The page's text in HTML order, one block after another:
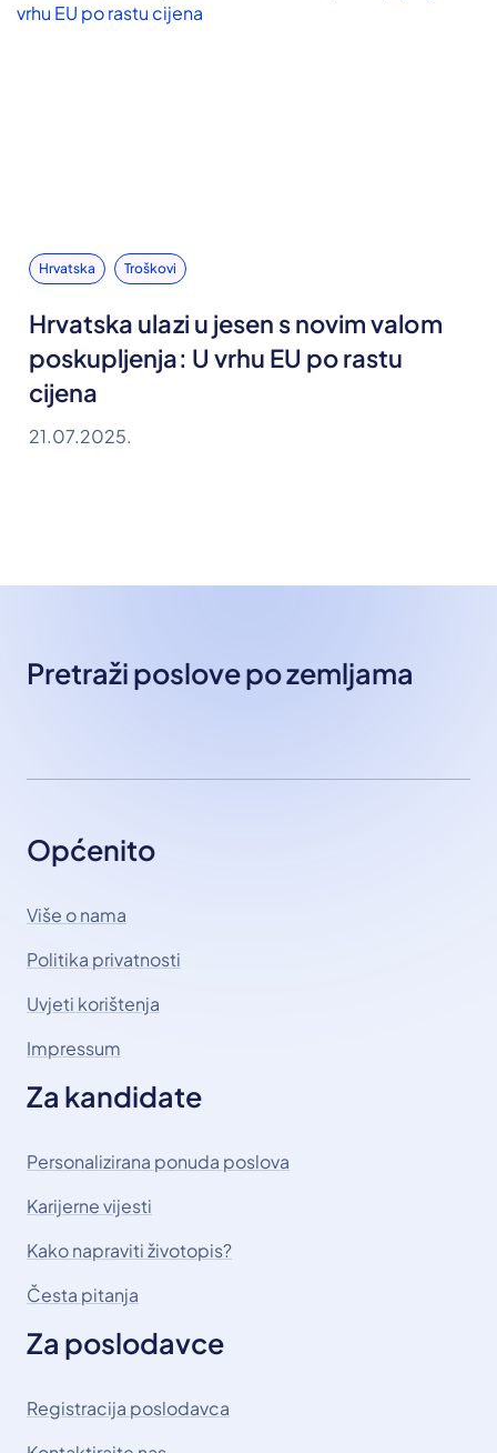
Hrvatska Troškovi
Hrvatska ulazi u jesen s novim valom
poskupljenja: U vrhu EU po rastu
cijena
21.07.2025.
Pretraži poslove po zemljama
Općenito
Više o nama
Politika privatnosti
Uvjeti korištenja
Impressum
Za kandidate
Personalizirana ponuda poslova
Karijerne vijesti
Kako napraviti životopis?
Česta pitanja
Za poslodavce
Registracija poslodavca